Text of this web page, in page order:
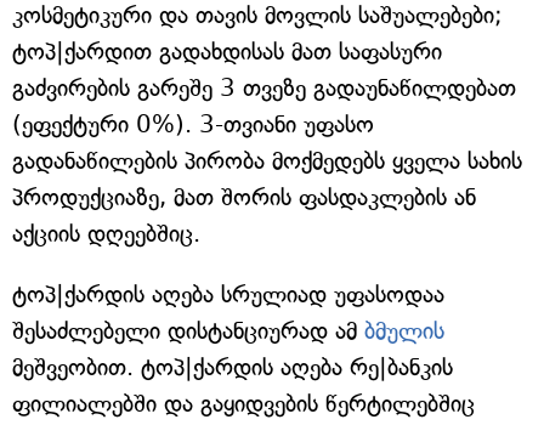
კოსმეტიკური და თავის მოვლის საშუალებები;
ტოპ|ქარდით გადახდისას მათ საფასური
გაძვირების გარეშე 3 თვეზე გადაუნაწილდებათ
(ეფექტური 0%). 3-თვიანი უფასო
გადანაწილების პირობა მოქმედებს ყველა სახის
პროდუქციაზე, მათ შორის ფასდაკლების ან
აქციის დღეებშიც.
ტოპ|ქარდის აღება სრულიად უფასოდაა
შესაძლებელი დისტანციურად ამ ბმულის
მეშვეობით. ტოპ|ქარდის აღება რე|ბანკის
ფილიალებში და გაყიდვების წერტილებშიც